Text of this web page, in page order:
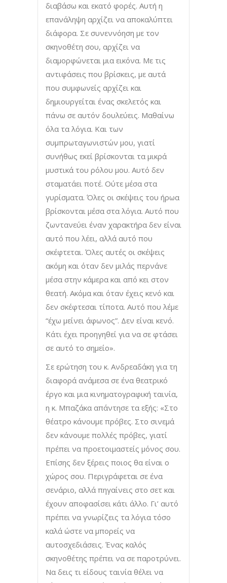
διαβάσω και εκατό φορές. Αυτή η
επανάληψη αρχίζει να αποκαλύπτει
διάφορα. Σε συνεννόηση με τον
σκηνοθέτη σου, αρχίζει να
διαμορφώνεται μια εικόνα. Με τις
αντιφάσεις που βρίσκεις, με αυτά
που συμφωνείς αρχίζει και
δημιουργείται ένας σκελετός και
πάνω σε αυτόν δουλεύεις. Μαθαίνω
όλα τα λόγια. Και των
συμπρωταγωνιστών μου, γιατί
συνήθως εκεί βρίσκονται τα μικρά
μυστικά του ρόλου μου. Αυτό δεν
σταματάει ποτέ. Ούτε μέσα στα
γυρίσματα. Όλες οι σκέψεις του ήρωα
βρίσκονται μέσα στα λόγια. Αυτό που
ζωντανεύει έναν χαρακτήρα δεν είναι
αυτό που λέει, αλλά αυτό που
σκέφτεται. Όλες αυτές οι σκέψεις
ακόμη και όταν δεν μιλάς περνάνε
μέσα στην κάμερα και από κει στον
θεατή. Ακόμα και όταν έχεις κενό και
δεν σκέφτεσαι τίποτα. Αυτό που λέμε
“έχω μείνει άφωνος”. Δεν είναι κενό.
Κάτι έχει προηγηθεί για να σε φτάσει
σε αυτό το σημείο».
Σε ερώτηση του κ. Ανδρεαδάκη για τη
διαφορά ανάμεσα σε ένα θεατρικό
έργο και μια κινηματογραφική ταινία,
η κ. Μπαζάκα απάντησε τα εξής: «Στο
θέατρο κάνουμε πρόβες. Στο σινεμά
δεν κάνουμε πολλές πρόβες, γιατί
πρέπει να προετοιμαστείς μόνος σου.
Επίσης δεν ξέρεις ποιος θα είναι ο
χώρος σου. Περιγράφεται σε ένα
σενάριο, αλλά πηγαίνεις στο σετ και
έχουν αποφασίσει κάτι άλλο. Γι’ αυτό
πρέπει να γνωρίζεις τα λόγια τόσο
καλά ώστε να μπορείς να
αυτοσχεδιάσεις. Ένας καλός
σκηνοθέτης πρέπει να σε παροτρύνει.
Να δεις τι είδους ταινία θέλει να